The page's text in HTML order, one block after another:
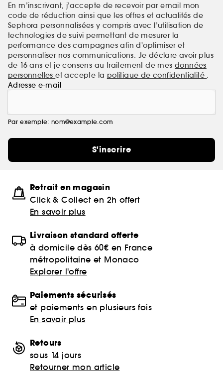
En m’inscrivant, j’accepte de recevoir par email mon
code de réduction ainsi que les offres et actualités de
Sephora personnalisées y compris avec l’utilisation de
technologies de suivi permettant de mesurer la
performance des campagnes afin d'optimiser et
personnaliser nos communications. Je déclare avoir plus
de 16 ans et je consens au traitement de mes données
personnelleset accepte la politique de confidentialité .
Adresse e-mail
Par exemple: nom@example.com
S'inscrire
Retrait en magasin
Click & Collect en 2h offert
En savoir plus
Livraison standard offerte
à domicile dès 60€ en France
métropolitaine et Monaco
Explorer l'offre
Paiements sécurisés
et paiements en plusieurs fois
En savoir plus
Retours
sous 14 jours
Retourner mon article